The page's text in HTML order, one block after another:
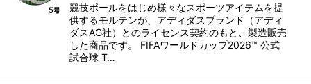
競技ボールをはじめ様々なスポーツアイテムを提
供するモルテンが、アディダスブランド（アディ
ダスAG社）とのライセンス契約のもと、製造販売
した商品です。 FIFAワールドカップ2026™ 公式
試合球 T…